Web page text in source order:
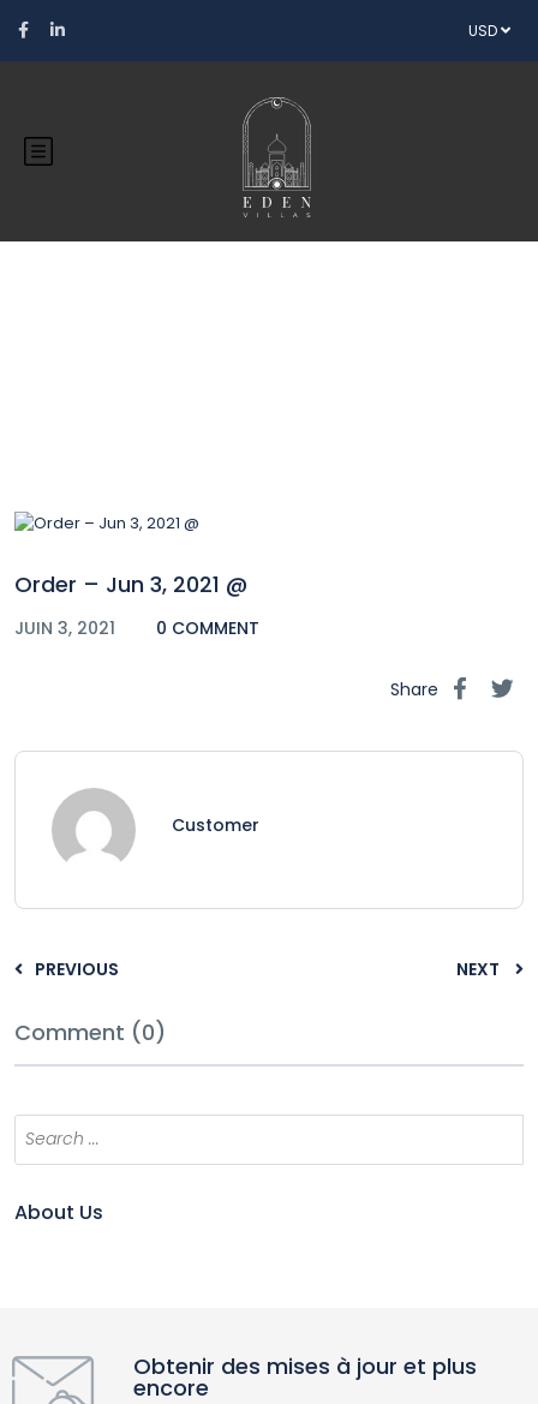
USD
Order – Jun 3, 2021 @
JUIN 3, 2021 0 COMMENT
Share
Customer
PREVIOUS NEXT
Comment (0)
About Us
Obtenir des mises à jour et plus
encore